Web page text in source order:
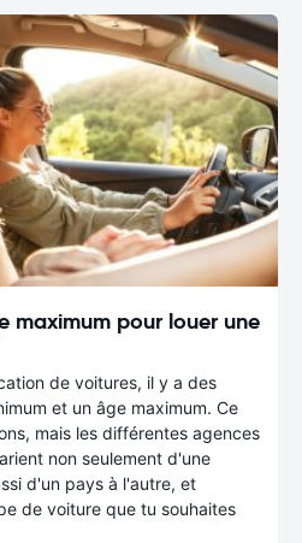
maximum pour louer une
de voitures, il y a des
et un âge maximum. Ce
mais les différentes agences
non seulement d'une
d'un pays à l'autre, et
de voiture que tu souhaites